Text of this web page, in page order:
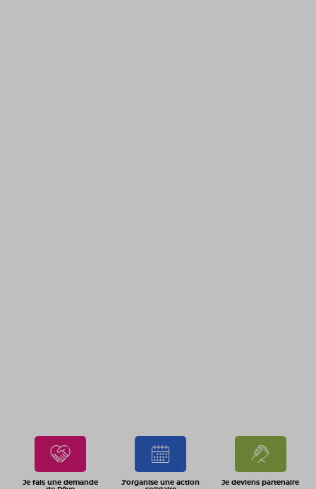
Je fais une demande
J'organise une action
Je deviens partenaire